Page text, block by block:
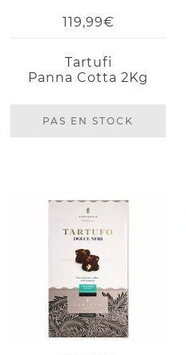
119,99€
Tartufi
Panna Cotta 2Kg
PAS EN STOCK